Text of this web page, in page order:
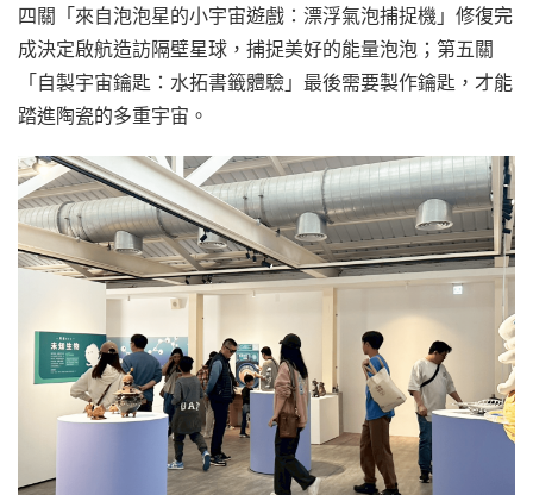
四關「來自泡泡星的小宇宙遊戲：漂浮氣泡捕捉機」修復完
成決定啟航造訪隔壁星球，捕捉美好的能量泡泡；第五關
「自製宇宙鑰匙：水拓書籤體驗」最後需要製作鑰匙，才能
踏進陶瓷的多重宇宙。